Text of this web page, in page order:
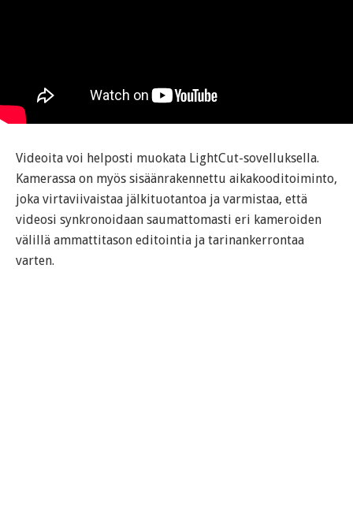
Videoita voi helposti muokata LightCut-sovelluksella.
Kamerassa on myös sisäänrakennettu aikakooditoiminto,
joka virtaviivaistaa jälkituotantoa ja varmistaa, että
videosi synkronoidaan saumattomasti eri kameroiden
välillä ammattitason editointia ja tarinankerrontaa
varten.